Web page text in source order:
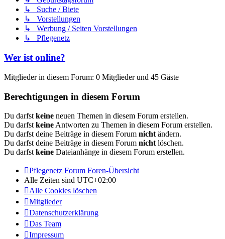
↳ Suche / Biete
↳ Vorstellungen
↳ Werbung / Seiten Vorstellungen
↳ Pflegenetz
Wer ist online?
Mitglieder in diesem Forum: 0 Mitglieder und 45 Gäste
Berechtigungen in diesem Forum
Du darfst keine neuen Themen in diesem Forum erstellen.
Du darfst keine Antworten zu Themen in diesem Forum erstellen.
Du darfst deine Beiträge in diesem Forum nicht ändern.
Du darfst deine Beiträge in diesem Forum nicht löschen.
Du darfst keine Dateianhänge in diesem Forum erstellen.
Pflegenetz Forum Foren-Übersicht
Alle Zeiten sind UTC+02:00
Alle Cookies löschen
Mitglieder
Datenschutzerklärung
Das Team
Impressum